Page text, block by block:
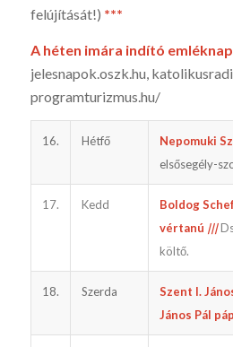
felújítását!) ***
A héten imára indító
jelesnapok.oszk.hu,
programturizmus.hu/
16. Hétfő Nepomuki
elsősegély-
17. Kedd
Boldog
vértanú |||
költő.
18. Szerda Szent I.
János Pál